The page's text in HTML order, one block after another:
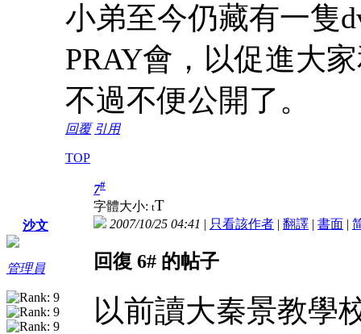
小弟至今仍藏有一隻
PRAY會，以促進大
不過不便公開了。
回覆 引用
TOP
沙文
管理員
7#
字體大小: tT
2007/10/25 04:41 | 只看該作者 | 翻譯 | 書面 |
回復 6# 的帖子
以前讀大秦景教學